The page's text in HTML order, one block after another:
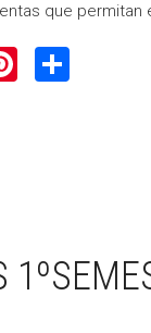
que
Pinterest